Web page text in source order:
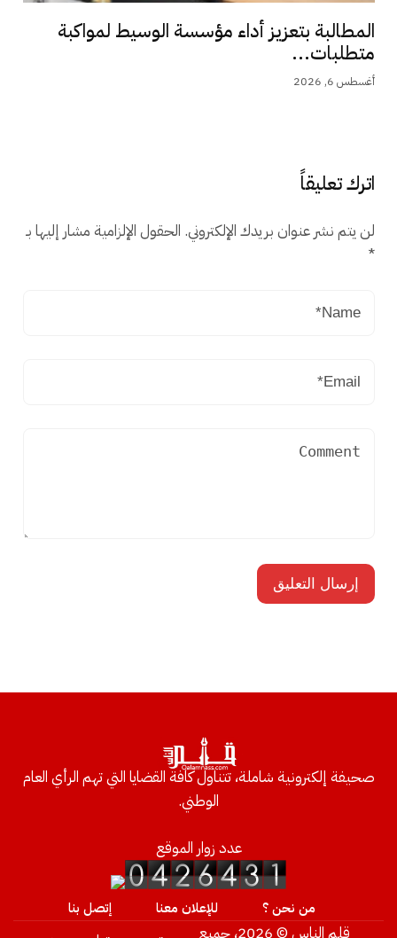
المطالبة بتعزيز أداء مؤسسة الوسيط لمواكبة
متطلبات...
أغسطس 6, 2026
اترك تعليقاً
لن يتم نشر عنوان بريدك الإلكتروني. الحقول الإلزامية مشار إليها بـ
*
صحيفة إلكترونية شاملة، تتناول كافة القضايا التي تهم الرأي العام
الوطني.
عدد زوار الموقع
من نحن ؟ للإعلان معنا إتصل بنا
قلم الناس © 2026، جميع